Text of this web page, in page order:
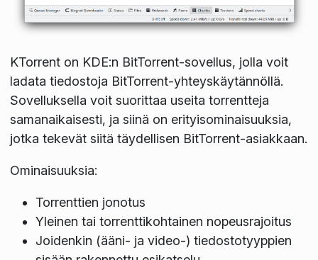
KTorrent on KDE:n BitTorrent-sovellus, jolla voit
ladata tiedostoja BitTorrent-yhteyskäytännöllä.
Sovelluksella voit suorittaa useita torrentteja
samanaikaisesti, ja siinä on erityisominaisuuksia,
jotka tekevät siitä täydellisen BitTorrent-asiakkaan.
Ominaisuuksia:
Torrenttien jonotus
Yleinen tai torrenttikohtainen nopeusrajoitus
Joidenkin (ääni- ja video-) tiedostotyyppien